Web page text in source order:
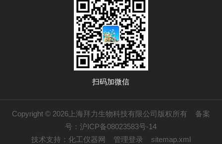
扫码加微信
Copyright © 2026上海拜力生物科技有限公司版权所有 备案
号：沪ICP备08023583号-14
技术支持： 化工仪器网 管理登录 sitemap.xml